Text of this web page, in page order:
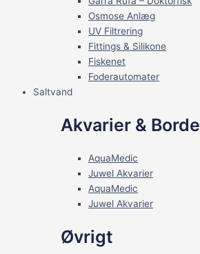
Osmose Anlæg
UV Filtrering
Fittings & Silikone
Fiskenet
Foderautomater
Saltvand
Akvarier & Borde
AquaMedic
Juwel Akvarier
AquaMedic
Juwel Akvarier
Øvrigt